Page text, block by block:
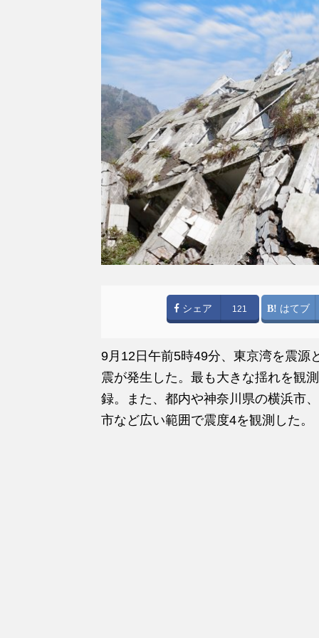
シェア 121 はてブ
9月12日午前5時49分、東京湾を震源
震が発生した。最も大きな揺れを観
録。また、都内や神奈川県の横浜市
市など広い範囲で震度4を観測した。